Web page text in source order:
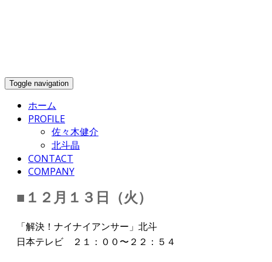
Toggle navigation
ホーム
PROFILE
佐々木健介
北斗晶
CONTACT
COMPANY
■１２月１３日（火）
「解決！ナイナイアンサー」北斗
日本テレビ ２１：００〜２２：５４